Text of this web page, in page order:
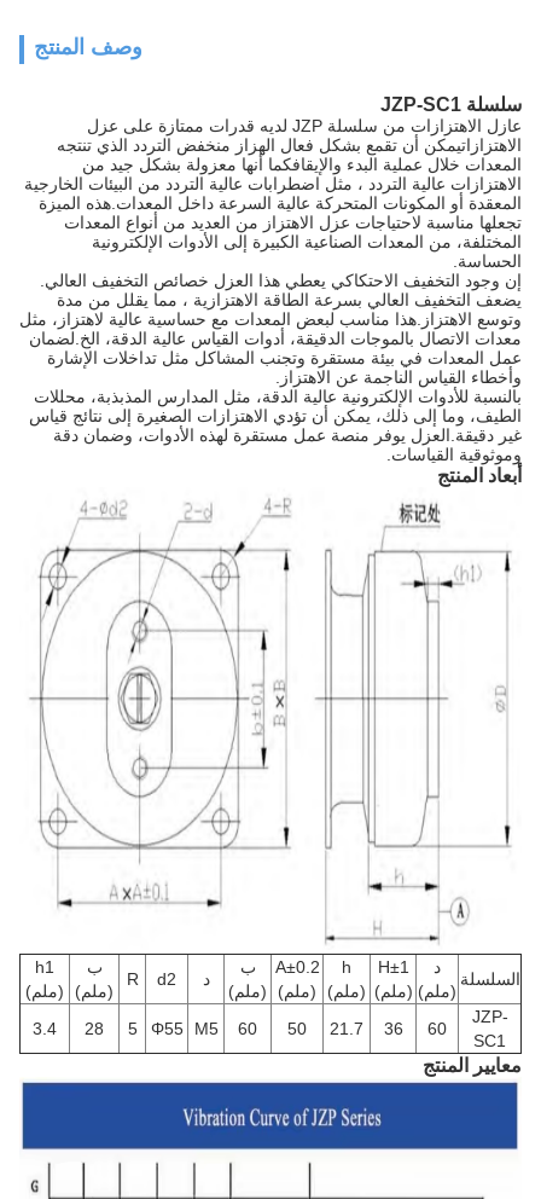
وصف المنتج
سلسلة JZP-SC1
عازل الاهتزازات من سلسلة JZP لديه قدرات ممتازة على عزل
الاهتزازاتيمكن أن تقمع بشكل فعال الهزاز منخفض التردد الذي تنتجه
المعدات خلال عملية البدء والإيقافكما أنها معزولة بشكل جيد من
الاهتزازات عالية التردد ، مثل اضطرابات عالية التردد من البيئات الخارجية
المعقدة أو المكونات المتحركة عالية السرعة داخل المعدات.هذه الميزة
تجعلها مناسبة لاحتياجات عزل الاهتزاز من العديد من أنواع المعدات
المختلفة، من المعدات الصناعية الكبيرة إلى الأدوات الإلكترونية
الحساسة.
إن وجود التخفيف الاحتكاكي يعطي هذا العزل خصائص التخفيف العالي.
يضعف التخفيف العالي بسرعة الطاقة الاهتزازية ، مما يقلل من مدة
وتوسع الاهتزاز.هذا مناسب لبعض المعدات مع حساسية عالية لاهتزاز، مثل
معدات الاتصال بالموجات الدقيقة، أدوات القياس عالية الدقة، الخ.لضمان
عمل المعدات في بيئة مستقرة وتجنب المشاكل مثل تداخلات الإشارة
وأخطاء القياس الناجمة عن الاهتزاز.
بالنسبة للأدوات الإلكترونية عالية الدقة، مثل المدارس المذبذبة، محللات
الطيف، وما إلى ذلك، يمكن أن تؤدي الاهتزازات الصغيرة إلى نتائج قياس
غير دقيقة.العزل يوفر منصة عمل مستقرة لهذه الأدوات، وضمان دقة
وموثوقية القياسات.
أبعاد المنتج
السلسلة
(ملم)
H±1
(ملم)
(ملم)
A±0.2
(ملم)
ب
(ملم)
d2
R
ب
(ملم)
h1
(ملم)
JZP-
SC1
60
36
21.7
50
60
M5
Φ55
5
28
3.4
معايير المنتج